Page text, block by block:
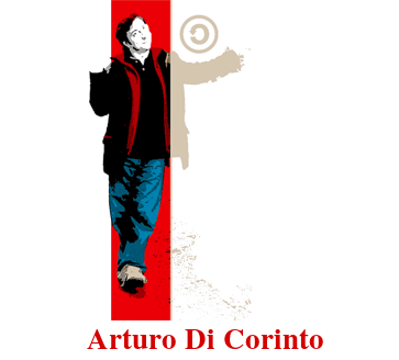
Arturo Di Corinto